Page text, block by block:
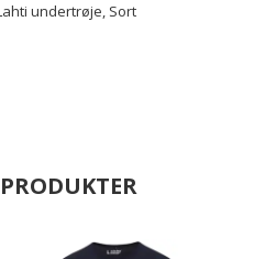
undertrøje, Sort